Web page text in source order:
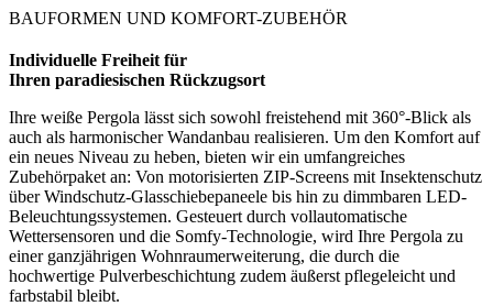
BAUFORMEN UND KOMFORT-ZUBEHÖR
Individuelle Freiheit für
Ihren paradiesischen Rückzugsort
Ihre weiße Pergola lässt sich sowohl freistehend mit 360°-Blick als
auch als harmonischer Wandanbau realisieren. Um den Komfort auf
ein neues Niveau zu heben, bieten wir ein umfangreiches
Zubehörpaket an: Von motorisierten ZIP-Screens mit Insektenschutz
über Windschutz-Glasschiebepaneele bis hin zu dimmbaren LED-
Beleuchtungssystemen. Gesteuert durch vollautomatische
Wettersensoren und die Somfy-Technologie, wird Ihre Pergola zu
einer ganzjährigen Wohnraumerweiterung, die durch die
hochwertige Pulverbeschichtung zudem äußerst pflegeleicht und
farbstabil bleibt.